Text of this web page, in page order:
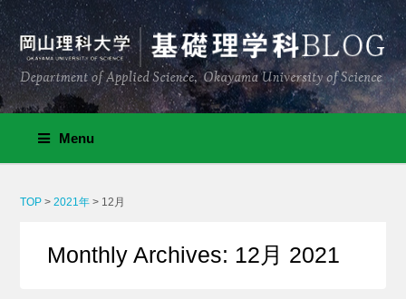
Menu
TOP >2021年 > 12月
Monthly Archives: 12月 2021